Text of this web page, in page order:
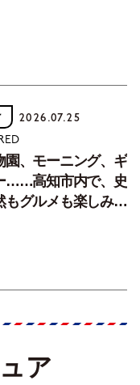
2026.07.25
園、モーニング、ギ
……高知市内で、史
もグルメも楽しみ尽
ア